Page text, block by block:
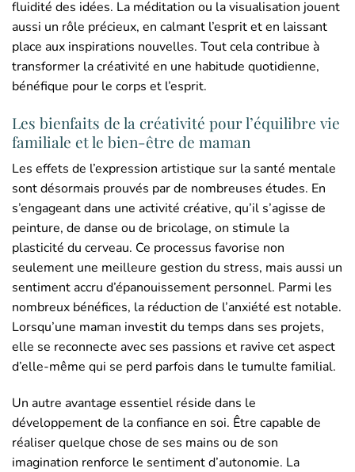
fluidité des idées. La méditation ou la visualisation jouent
aussi un rôle précieux, en calmant l’esprit et en laissant
place aux inspirations nouvelles. Tout cela contribue à
transformer la créativité en une habitude quotidienne,
bénéfique pour le corps et l’esprit.
Les bienfaits de la créativité pour l’équilibre vie
familiale et le bien-être de maman
Les effets de l’expression artistique sur la santé mentale
sont désormais prouvés par de nombreuses études. En
s’engageant dans une activité créative, qu’il s’agisse de
peinture, de danse ou de bricolage, on stimule la
plasticité du cerveau. Ce processus favorise non
seulement une meilleure gestion du stress, mais aussi un
sentiment accru d’épanouissement personnel. Parmi les
nombreux bénéfices, la réduction de l’anxiété est notable.
Lorsqu’une maman investit du temps dans ses projets,
elle se reconnecte avec ses passions et ravive cet aspect
d’elle-même qui se perd parfois dans le tumulte familial.
Un autre avantage essentiel réside dans le
développement de la confiance en soi. Être capable de
réaliser quelque chose de ses mains ou de son
imagination renforce le sentiment d’autonomie. La